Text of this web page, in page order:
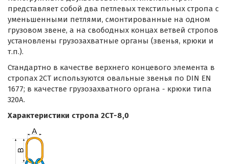
представляет собой два петлевых текстильных стропа с
уменьшенными петлями, смонтированные на одном
грузовом звене, а на свободных концах ветвей стропов
установлены грузозахватные органы (звенья, крюки и
т.п.).
Стандартно в качестве верхнего концевого элемента в
стропах 2СТ используются овальные звенья по DIN EN
1677; в качестве грузозахватного органа - крюки типа
320А.
Характеристики стропа 2СТ-8,0